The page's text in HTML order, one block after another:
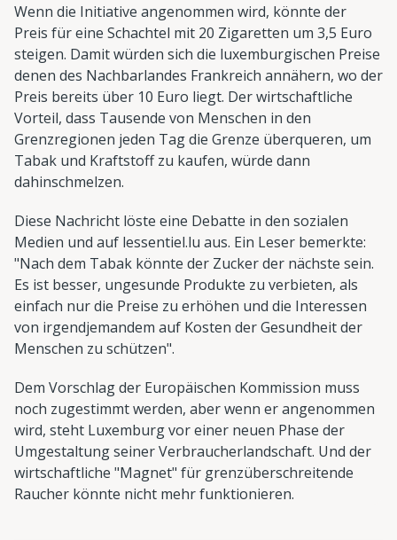
Wenn die Initiative angenommen wird, könnte der
Preis für eine Schachtel mit 20 Zigaretten um 3,5 Euro
steigen. Damit würden sich die luxemburgischen Preise
denen des Nachbarlandes Frankreich annähern, wo der
Preis bereits über 10 Euro liegt. Der wirtschaftliche
Vorteil, dass Tausende von Menschen in den
Grenzregionen jeden Tag die Grenze überqueren, um
Tabak und Kraftstoff zu kaufen, würde dann
dahinschmelzen.
Diese Nachricht löste eine Debatte in den sozialen
Medien und auf lessentiel.lu aus. Ein Leser bemerkte:
"Nach dem Tabak könnte der Zucker der nächste sein.
Es ist besser, ungesunde Produkte zu verbieten, als
einfach nur die Preise zu erhöhen und die Interessen
von irgendjemandem auf Kosten der Gesundheit der
Menschen zu schützen".
Dem Vorschlag der Europäischen Kommission muss
noch zugestimmt werden, aber wenn er angenommen
wird, steht Luxemburg vor einer neuen Phase der
Umgestaltung seiner Verbraucherlandschaft. Und der
wirtschaftliche "Magnet" für grenzüberschreitende
Raucher könnte nicht mehr funktionieren.